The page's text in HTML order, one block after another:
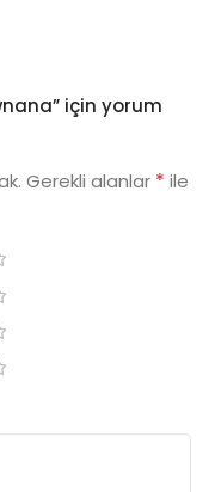
için yorum
Gerekli alanlar * ile